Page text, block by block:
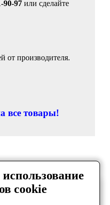
90-97 или сделайте
от производителя.
все товары!
cookie